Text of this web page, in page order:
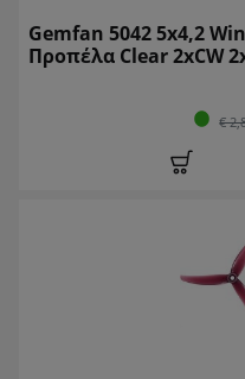
Gemfan 5042 5x4,2
Προπέλα Clear 2xCW
€